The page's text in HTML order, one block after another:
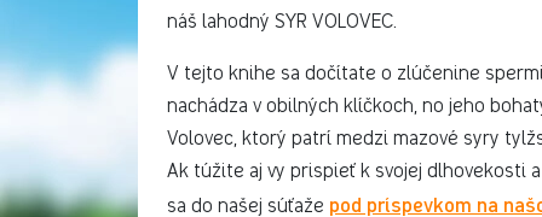
náš lahodný SYR VOLOVEC.
V tejto knihe sa dočítate o zlúčenine
nachádza v obilných klíčkoch, no jeho
Volovec, ktorý patrí medzi mazové syry
Ak túžite aj vy prispieť k svojej dlhovekosti
sa do našej súťaže pod príspevkom na